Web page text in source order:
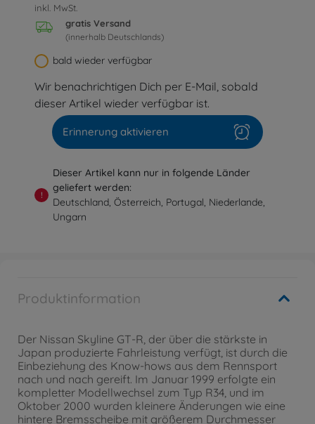
inkl. MwSt.
gratis Versand
(innerhalb Deutschlands)
bald wieder verfügbar
Wir benachrichtigen Dich per E-Mail, sobald
dieser Artikel wieder verfügbar ist.
Erinnerung aktivieren
!
Dieser Artikel kann nur in folgende Länder
geliefert werden:
Deutschland, Österreich, Portugal, Niederlande,
Ungarn
Produktinformation
Der Nissan Skyline GT-R, der über die stärkste in
Japan produzierte Fahrleistung verfügt, ist durch die
Einbeziehung des Know-hows aus dem Rennsport
nach und nach gereift. Im Januar 1999 erfolgte ein
kompletter Modellwechsel zum Typ R34, und im
Oktober 2000 wurden kleinere Änderungen wie eine
hintere Bremsscheibe mit größerem Durchmesser